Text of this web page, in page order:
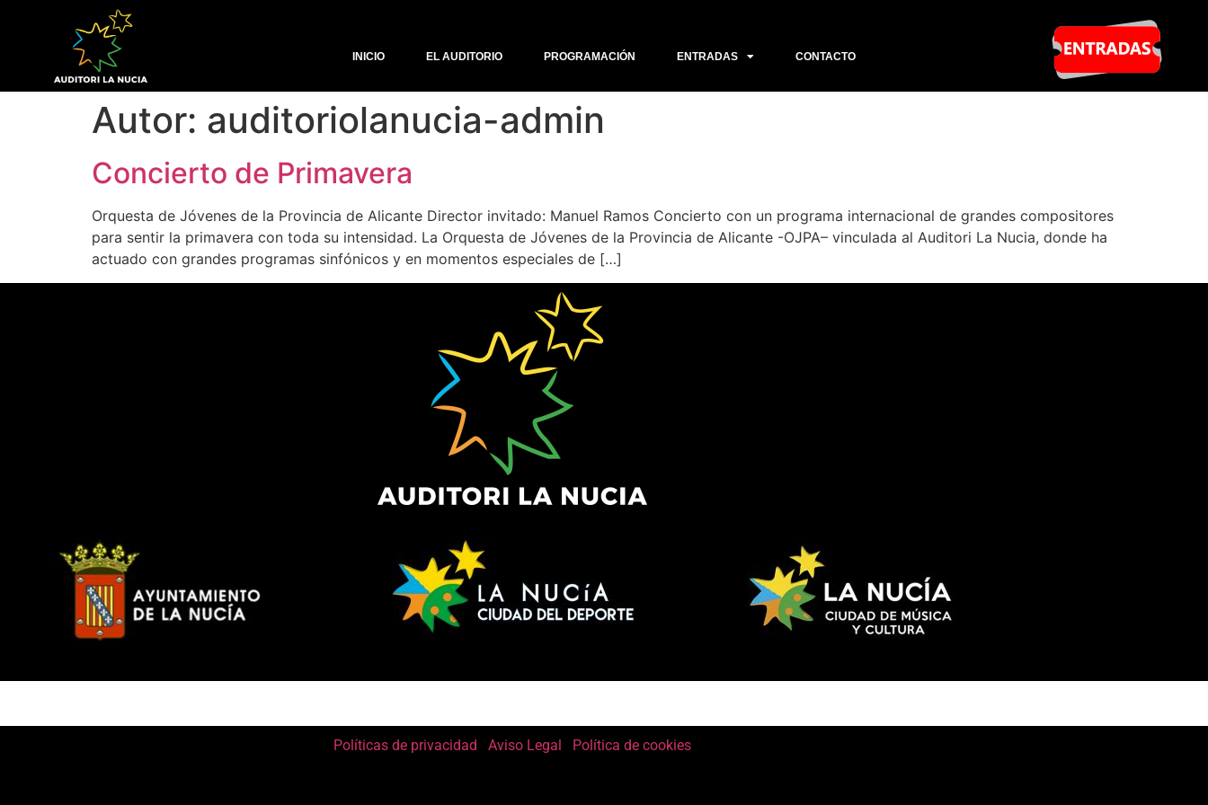
INICIO EL AUDITORIO PROGRAMACIÓN ENTRADAS CONTACTO
Autor: auditoriolanucia-admin
Concierto de Primavera
Orquesta de Jóvenes de la Provincia de Alicante Director invitado: Manuel Ramos Concierto con un programa internacional de grandes compositores
para sentir la primavera con toda su intensidad. La Orquesta de Jóvenes de la Provincia de Alicante -OJPA– vinculada al Auditori La Nucia, donde ha
actuado con grandes programas sinfónicos y en momentos especiales de […]
Políticas de privacidad Aviso Legal Política de cookies